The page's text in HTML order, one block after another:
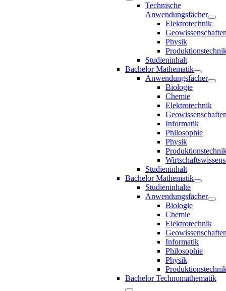
Technische
Anwendungsfächer
Elektrotechnik
Physik
Studieninhalt
Bachelor Mathematik
Anwendungsfächer
Biologie
Chemie
Elektrotechnik
Informatik
Philosophie
Physik
Studieninhalt
Bachelor Mathematik
Studieninhalte
Anwendungsfächer
Biologie
Chemie
Elektrotechnik
Informatik
Philosophie
Physik
Bachelor Technomathematik